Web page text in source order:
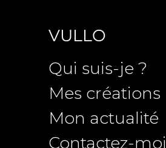
VULLO
Qui suis-je ?
Mes créations
Mon actualité
Contactez-moi